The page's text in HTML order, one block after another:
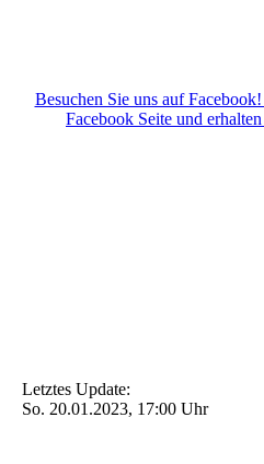
Besuchen Sie uns auf
Facebook Seite und
Letztes Update:
So. 20.01.2023, 17:00 Uhr